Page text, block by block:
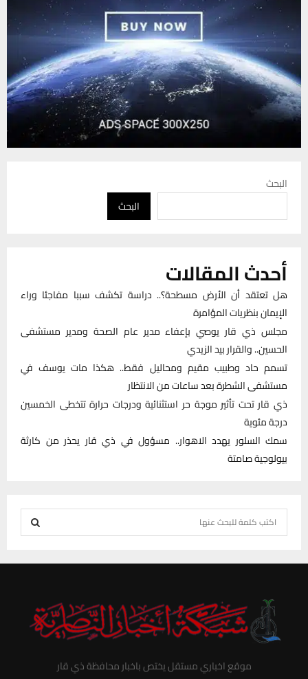
البحث
البحث
أحدث المقالات
هل تعتقد أن الأرض مسطحة؟.. دراسة تكشف سببا مفاجئا وراء
الإيمان بنظريات المؤامرة
مجلس ذي قار يوصي بإعفاء مدير عام الصحة ومدير مستشفى
الحسين.. والقرار بيد الزيدي
تسمم حاد وطبيب مقيم ومحاليل فقط.. هكذا مات يوسف في
مستشفى الشطرة بعد ساعات من الانتظار
ذي قار تحت تأثير موجة حر استثنائية ودرجات حرارة تتخطى الخمسين
درجة مئوية
سمك السلور يهدد الاهوار.. مسؤول في ذي قار يحذر من كارثة
بيولوجية صامتة
e
r
A
R
موقع اخباري مستقل يختص باخبار محافظة ذي قار